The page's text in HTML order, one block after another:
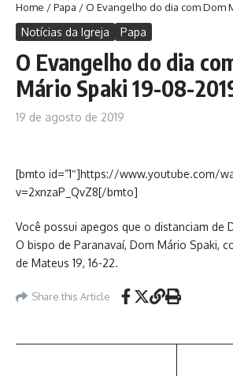
Home /Papa /O Evangelho do dia com Dom
Notícias da Igreja Papa
O Evangelho do dia
Mário Spaki 19-08-
19 de agosto de 2019
[bmto id=”1″]https://www.youtube.com/
v=2xnzaP_QvZ8[/bmto]
Você possui apegos que o distanciam de
O bispo de Paranavaí, Dom Mário Spaki,
de Mateus 19, 16-22.
Share this Article